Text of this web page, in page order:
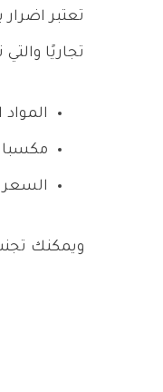
تعتبر
تجاريًا
ويمكنك